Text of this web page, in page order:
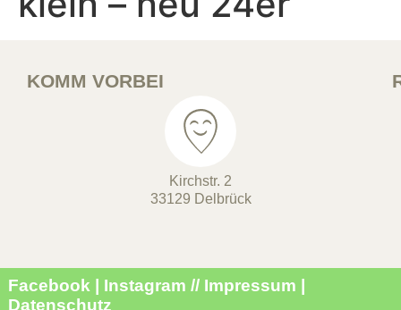
KOMM VORBEI
Kirchstr. 2
33129 Delbrück
Facebook Instagram // Impressum
Datenschutz